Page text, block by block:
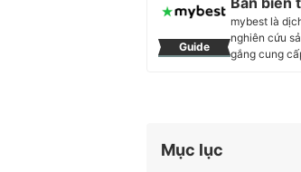
Guide
mybest là
nghiên cứu
gắng cung
Mục lục